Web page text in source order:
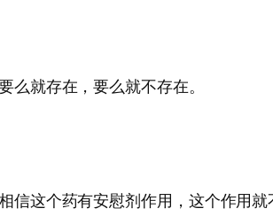
就存在，要么就不存在。
这个药有安慰剂作用，这个作用就